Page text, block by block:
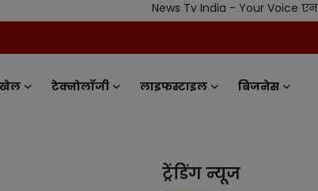
News Tv India - Your Voice एनबीडीए //
खेल टेक्नोलॉजी लाइफस्टाइल बिजनेस
ट्रेंडिंग न्यूज